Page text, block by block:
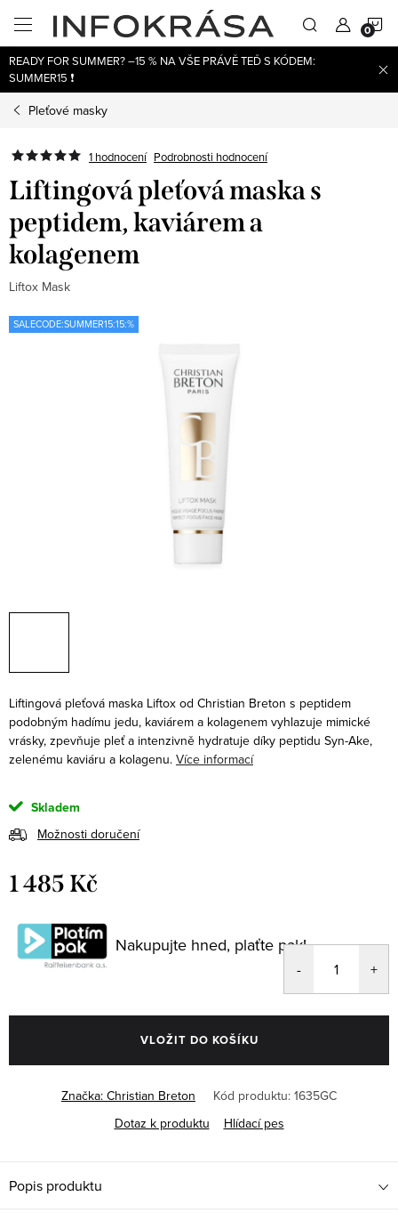
obsah
READY FOR SUMMER? –15 % NA VŠE PRÁVĚ TEĎ S KÓDEM:
SUMMER15 ❗
Pleťové masky
1 hodnocení Podrobnosti hodnocení
Liftingová pleťová maska s
peptidem, kaviárem a
kolagenem
Liftox Mask
SALECODE:SUMMER15:15:%
Liftingová pleťová maska Liftox od Christian Breton s peptidem
podobným hadímu jedu, kaviárem a kolagenem vyhlazuje mimické
vrásky, zpevňuje pleť a intenzivně hydratuje díky peptidu Syn-Ake,
zelenému kaviáru a kolagenu. Více informací
Skladem
Možnosti doručení
1 485 Kč
cena:
Nakupujte hned, plaťte pak!
VLOŽIT DO KOŠÍKU
Značka: Christian Breton Kód produktu: 1635GC
Dotaz k produktu
Hlídací pes
Popis produktu